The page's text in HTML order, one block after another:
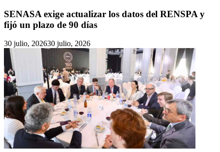
SENASA exige actualizar los datos del RENSPA y
fijó un plazo de 90 días
30 julio, 202630 julio, 2026